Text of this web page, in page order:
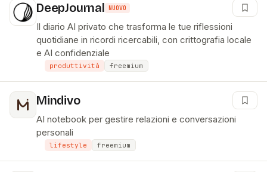
DeepJournal NUOVO
Il diario AI privato che trasforma le tue riflessioni
quotidiane in ricordi ricercabili, con crittografia locale
e AI confidenziale
produttività freemium
Mindivo
AI notebook per gestire relazioni e conversazioni
personali
lifestyle freemium